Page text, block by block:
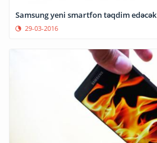
Samsung yeni smartfon təqdim edəcək
29-03-2016